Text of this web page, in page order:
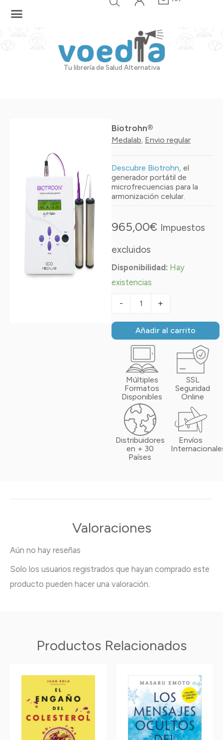
Tu librería de Salud Alternativa
Biotrohn®
Medalab Envio regular
Descubre Biotrohn , el
generador portátil de
microfrecuencias para la
armonización celular.
965,00€ Impuestos
excluidos
Disponibilidad: Hay
existencias
-
Biotrohn®
cantidad
+
Añadir al carrito
Múltiples
Formatos
Disponibles
SSL
Seguridad
Online
Distribuidores
en + 30
Países
Envíos
Valoraciones
Aún no hay reseñas
Solo los usuarios registrados que hayan comprado este
producto pueden hacer una valoración.
Productos Relacionados
tiene
múltiples
variantes.
producto
tiene
múltiples
variantes.